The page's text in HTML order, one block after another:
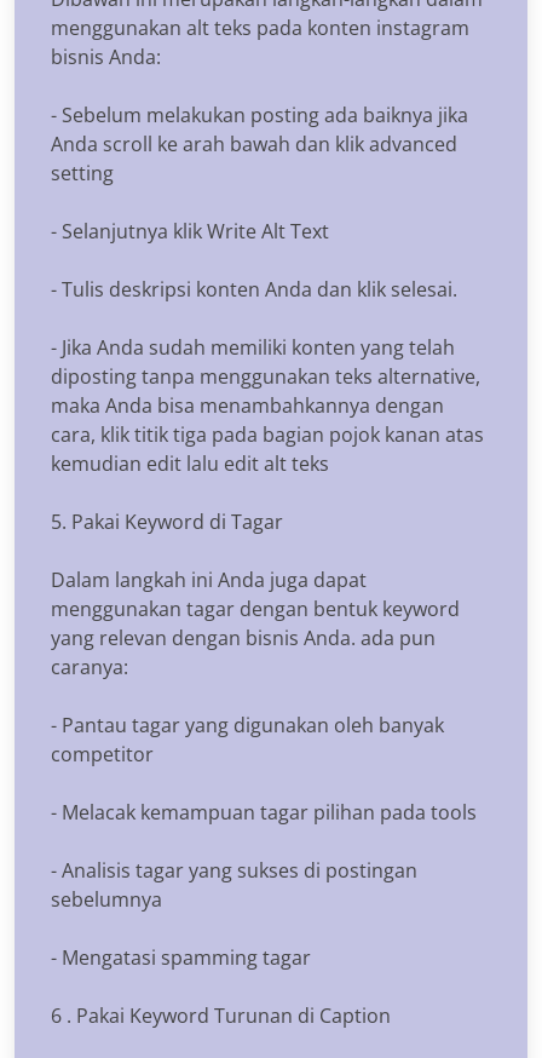
menggunakan alt teks pada konten instagram
bisnis Anda:
- Sebelum melakukan posting ada baiknya jika
Anda scroll ke arah bawah dan klik advanced
setting
- Selanjutnya klik Write Alt Text
- Tulis deskripsi konten Anda dan klik selesai.
- Jika Anda sudah memiliki konten yang telah
diposting tanpa menggunakan teks alternative,
maka Anda bisa menambahkannya dengan
cara, klik titik tiga pada bagian pojok kanan atas
kemudian edit lalu edit alt teks
5. Pakai Keyword di Tagar
Dalam langkah ini Anda juga dapat
menggunakan tagar dengan bentuk keyword
yang relevan dengan bisnis Anda. ada pun
caranya:
- Pantau tagar yang digunakan oleh banyak
competitor
- Melacak kemampuan tagar pilihan pada tools
- Analisis tagar yang sukses di postingan
sebelumnya
- Mengatasi spamming tagar
6 . Pakai Keyword Turunan di Caption